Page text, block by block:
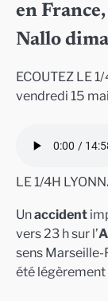
en
Nallo
ECOUTEZ LE
vendredi 15
LE 1/4H
Unaccident
vers 23 h sur l’
sens
été légèrement